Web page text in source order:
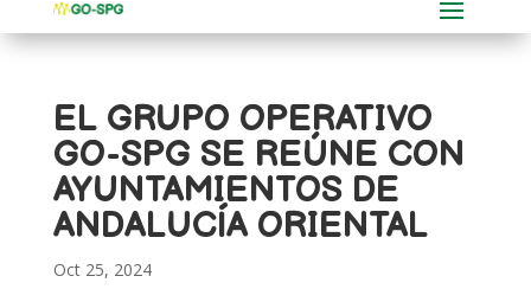
EL GRUPO OPERATIVO
GO-SPG SE REÚNE CON
AYUNTAMIENTOS DE
ANDALUCÍA ORIENTAL
Oct 25, 2024